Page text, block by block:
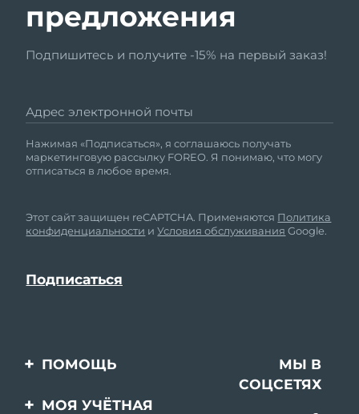
предложения
Подпишитесь и получите -15% на первый заказ!
Адрес электронной почты
Нажимая «Подписаться», я соглашаюсь получать
маркетинговую рассылку FOREO. Я понимаю, что могу
отписаться в любое время.
Этот сайт защищен reCAPTCHA. Применяются Политика
конфиденциальности иУсловия обслуживания Google.
ПОМОЩЬ
Свяжитесь с нами
МЫ В
СОЦСЕТЯХ
МОЯ УЧЁТНАЯ